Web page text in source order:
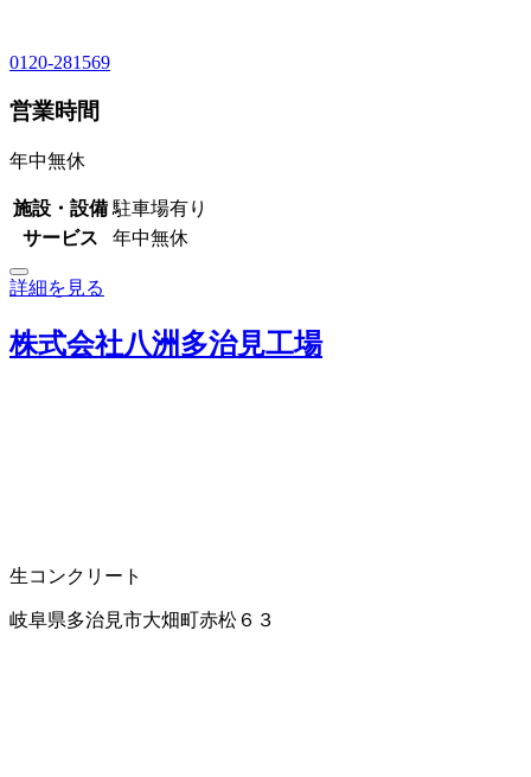
0120-281569
営業時間
年中無休
施設・設備 駐車場有り
サービス
年中無休
詳細を見る
株式会社八洲多治見工場
生コンクリート
岐阜県多治見市大畑町赤松６３